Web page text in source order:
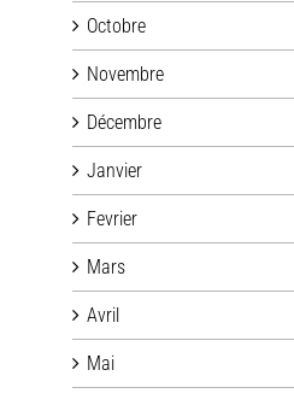
Octobre
Novembre
Décembre
Janvier
Fevrier
Mars
Avril
Mai